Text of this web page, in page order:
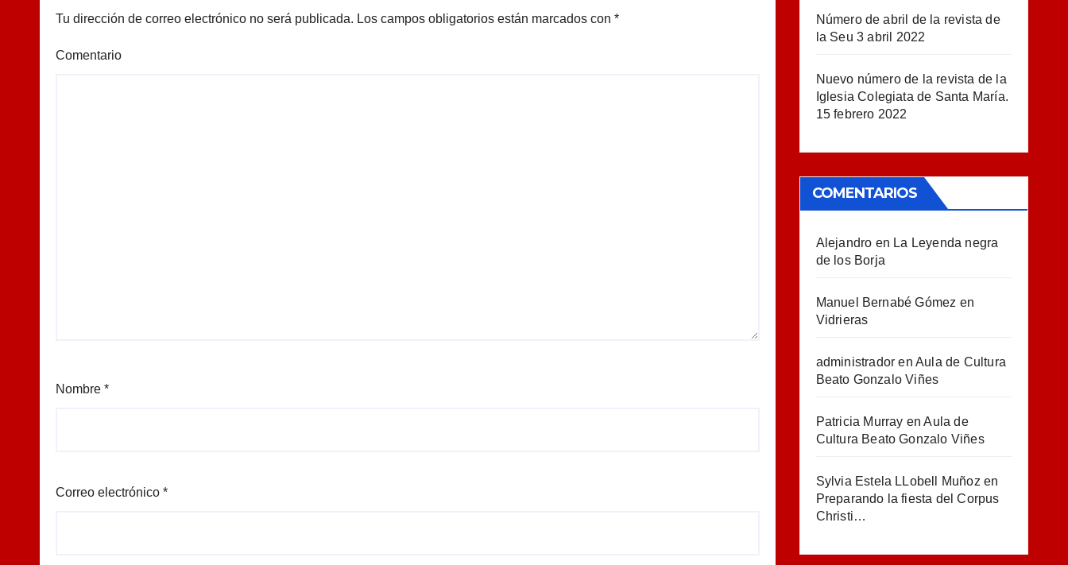
Tu dirección de correo electrónico no será publicada. Los campos obligatorios están marcados con *
Comentario
Nombre *
Correo electrónico *
Número de abril de la revista de
la Seu 3 abril 2022
Nuevo número de la revista de la
Iglesia Colegiata de Santa María.
15 febrero 2022
COMENTARIOS
Alejandro en La Leyenda negra
de los Borja
Manuel Bernabé Gómez en
Vidrieras
administrador en Aula de Cultura
Beato Gonzalo Viñes
Patricia Murray enAula de
Cultura Beato Gonzalo Viñes
Sylvia Estela LLobell Muñoz en
Preparando la fiesta del Corpus
Christi…